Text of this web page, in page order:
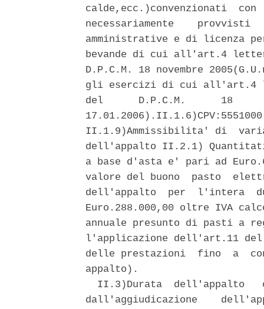
calde,ecc.)convenzionati
necessariamente
amministrative e di licenza
bevande di cui all'art.4
D.P.C.M. 18 novembre
gli esercizi di cui all'art.4
del      D.P.C.M.      18
II.1.9)Ammissibilita' di
dell'appalto II.2.1)
a base d'asta e' pari ad
valore del buono  pasto
dell'appalto  per  l'intera
Euro.288.000,00 oltre IVA
annuale presunto di pasti a
l'applicazione dell'art.11 del
delle prestazioni  fino  a
appalto).
II.3)Durata  dell'appalto
dall'aggiudicazione